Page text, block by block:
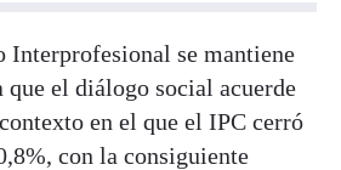
se mantiene
que el diálogo social acuerde
en el que el IPC cerró
con la consiguiente